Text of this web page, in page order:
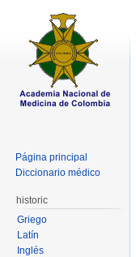
Página principal
Diccionario médico
historic
Griego
Latín
Inglés